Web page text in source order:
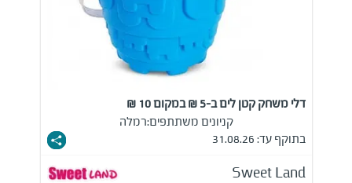
דלי משחק קטן לים ב-5 ₪ במקום 10 ₪
קניונים משתתפים:רמלה
בתוקף עד: 31.08.26
Sweet Land